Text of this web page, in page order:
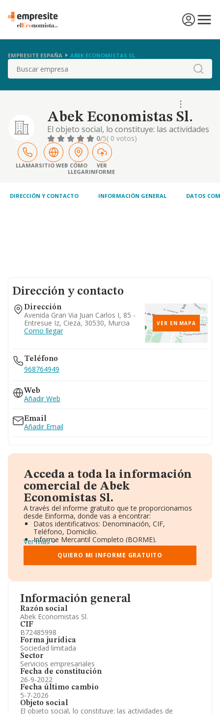
EMPRESITE ESPAÑA ABEK ECONOMISTAS SL.
Buscar
Abek Economistas Sl.
El objeto social, lo constituye: las actividades
de intermediación de consultoria y otros
servicios complementarios de gestión
empresarial. cnae de la actividad principal de
la sociedad 7022. en todo caso, se
entenderán excluidos del mismo aquellas
desarrolla
0/5( 0 votos)
LLAMARSITIO WEB CÓMO
LLEGAR
VER
INFORME
DIRECCIÓN Y CONTACTO INFORMACIÓN GENERAL DATOS
Información general
Razón social
Abek Economistas Sl.
CIF
B72485998
Forma jurídica
Sociedad limitada
Sector
Servicios empresariales
Fecha de constitución
26-9-2022
Fecha último cambio
5-7-2026
Objeto social
El objeto social, lo constituye: las actividades de
Dirección y contacto
Dirección
Avenida Gran Via Juan Carlos I, 85 -
Entresue Iz, Cieza, 30530, Murcia
Como llegar
VER EN MAPA
Teléfono
968764949
Web
Añadir Web
Email
Añadir Email
Acceda a toda la información
comercial de Abek
Economistas Sl.
A través del informe gratuito que te proporcionamos
desde Einforma, donde vas a encontrar:
Datos identificativos: Denominación, CIF,
Teléfono, Domicilio.
Informe Mercantil Completo (BORME).
Gráficos de Evolución Ventas y Empleados.
Consejo de Administración y Administradores.
Directivos y Ejecutivos.
Información oficial y registral complementaria.
Ver más
QUIERO MI INFORME GRATUITO